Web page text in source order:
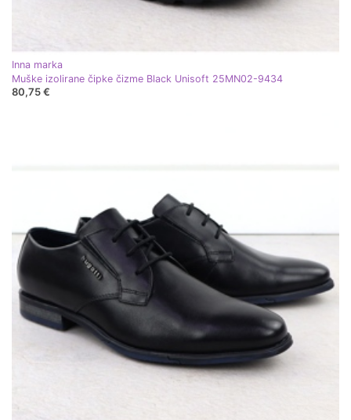
Inna marka
Muške izolirane čipke čizme Black Unisoft 25MN02-9434
80,75 €